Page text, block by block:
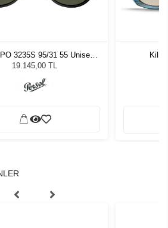
3235S 95/31 55 Unisex
Güneş Gözlüğü
19.145,00 TL